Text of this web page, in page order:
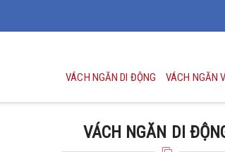
VÁCH NGĂN DI ĐỘNG VÁCH NGĂN
VÁCH NGĂN DI